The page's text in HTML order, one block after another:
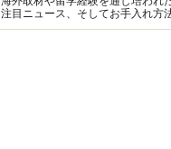
注目ニュース、そしてお手入れ方
ジオ、雑誌、WEB、スマホサイト